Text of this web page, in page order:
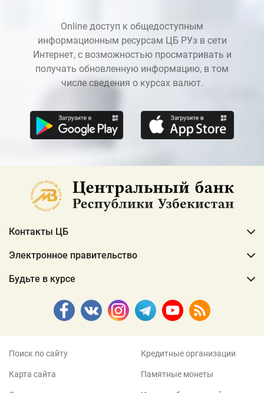
Online доступ к общедоступным
информационным ресурсам ЦБ РУз в сети
Интернет, с возможностью просматривать и
получать обновленную информацию, в том
числе сведения о курсах валют.
Контакты ЦБ
Электронное правительство
Будьте в курсе
Поиск по сайту
Карта сайта
Кредитные организации
Памятные монеты